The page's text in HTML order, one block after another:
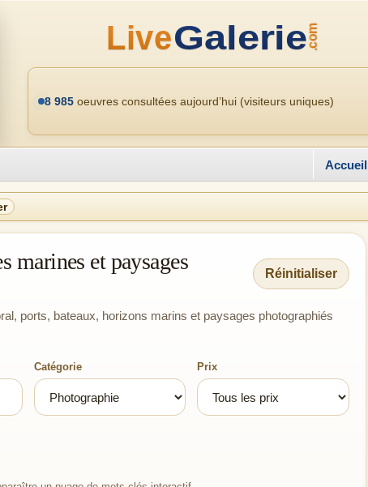
8 985 oeuvres consultées aujourd’hui (visiteurs uniques)
Accueil
marines et paysages
Réinitialiser
ports, bateaux, horizons marins et paysages photographiés
Catégorie Prix